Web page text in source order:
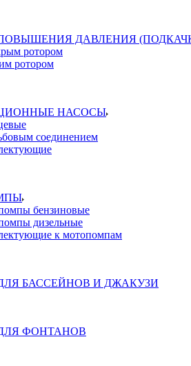
ДАВЛЕНИЯ
ротором
ротором
НАСОСЫ
соединением
бензиновые
дизельные
к мотопомпам
БАССЕЙНОВ И ДЖАКУЗИ
ФОНТАНОВ